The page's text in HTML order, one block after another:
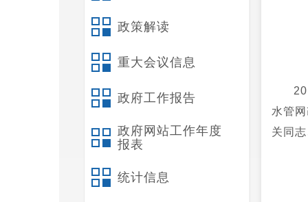
政策解读
重大会议信息
政府工作报告
政府网站工作年度
报表
统计信息
水管
关同